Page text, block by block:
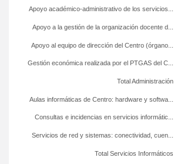
Total Servicios Informáticos
Servicios de red y sistemas: conectividad, cuen...
Consultas e incidencias en servicios informátic...
Aulas informáticas de Centro: hardware y softwa...
Total Administración
Gestión económica realizada por el PTGAS del C...
Apoyo al equipo de dirección del Centro (órgano...
Apoyo a la gestión de la organización docente d...
Apoyo académico-administrativo de los servicios...